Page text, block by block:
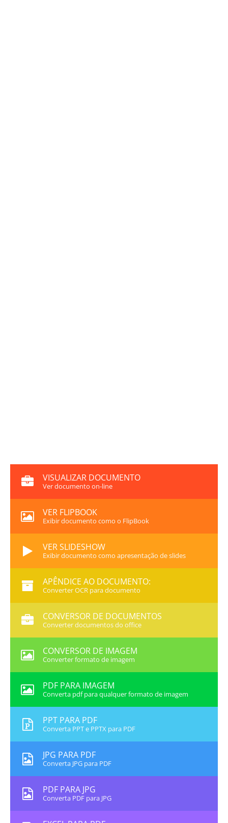
VISUALIZAR DOCUMENTO
Ver documento on-line
VER FLIPBOOK
Exibir documento como o FlipBook
VER SLIDESHOW
Exibir documento como apresentação de slides
APÊNDICE AO DOCUMENTO:
Converter OCR para documento
CONVERSOR DE DOCUMENTOS
Converter documentos do office
CONVERSOR DE IMAGEM
Converter formato de imagem
PDF PARA IMAGEM
Converta pdf para qualquer formato de imagem
PPT PARA PDF
Converta PPT e PPTX para PDF
JPG PARA PDF
Converta JPG para PDF
PDF PARA JPG
Converta PDF para JPG